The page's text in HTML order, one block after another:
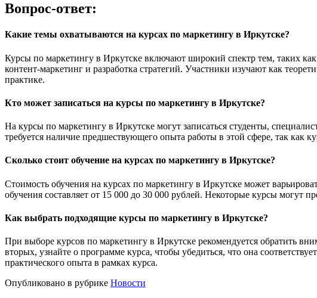
Вопрос-ответ:
Какие темы охватываются на курсах по маркетингу в Иркутске?
Курсы по маркетингу в Иркутске включают широкий спектр тем, таких
контент-маркетинг и разработка стратегий. Участники изучают как
практике.
Кто может записаться на курсы по маркетингу в Иркутске?
На курсы по маркетингу в Иркутске могут записаться студенты,
требуется наличие предшествующего опыта работы в этой сфере, так как
Сколько стоит обучение на курсах по маркетингу в Иркутске?
Стоимость обучения на курсах по маркетингу в Иркутске может
обучения составляет от 15 000 до 30 000 рублей. Некоторые курсы могут
Как выбрать подходящие курсы по маркетингу в Иркутске?
При выборе курсов по маркетингу в Иркутске рекомендуется обратить
вторых, узнайте о программе курса, чтобы убедиться, что она
практического опыта в рамках курса.
Опубликовано в рубрике Новости